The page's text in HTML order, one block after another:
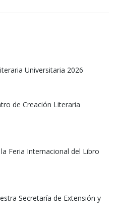
Universitaria 2026
de Creación Literaria
Feria Internacional del Libro
Secretaría de Extensión y